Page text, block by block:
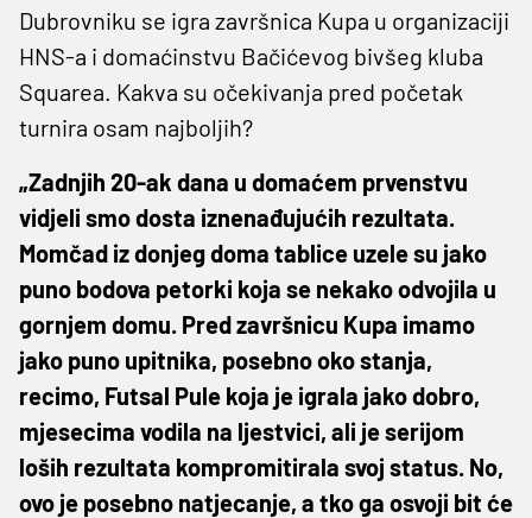
Dubrovniku se igra završnica Kupa u organizaciji
HNS-a i domaćinstvu Bačićevog bivšeg kluba
Squarea. Kakva su očekivanja pred početak
turnira osam najboljih?
„Zadnjih 20-ak dana u domaćem prvenstvu
vidjeli smo dosta iznenađujućih rezultata.
Momčad iz donjeg doma tablice uzele su jako
puno bodova petorki koja se nekako odvojila u
gornjem domu. Pred završnicu Kupa imamo
jako puno upitnika, posebno oko stanja,
recimo, Futsal Pule koja je igrala jako dobro,
mjesecima vodila na ljestvici, ali je serijom
loših rezultata kompromitirala svoj status. No,
ovo je posebno natjecanje, a tko ga osvoji bit će